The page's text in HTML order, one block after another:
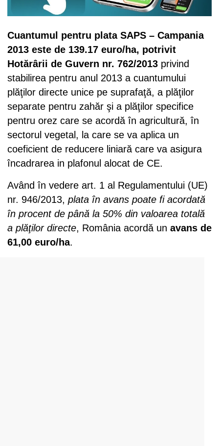
Cuantumul pentru plata SAPS – Campania
2013 este de 139.17 euro/ha, potrivit
Hotărârii de Guvern nr. 762/2013 privind
stabilirea pentru anul 2013 a cuantumului
plăţilor directe unice pe suprafaţă, a plăţilor
separate pentru zahăr şi a plăţilor specifice
pentru orez care se acordă în agricultură, în
sectorul vegetal, la care se va aplica un
coeficient de reducere liniară care va asigura
încadrarea in plafonul alocat de CE.
Având în vedere art. 1 al Regulamentului (UE)
nr. 946/2013, plata în avans poate fi acordată
în procent de până la 50% din valoarea totală
a plăţilor directe, România acordă un avans de
61,00 euro/ha.